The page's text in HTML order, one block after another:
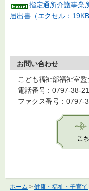
指定通所介護事業
届出書（エクセル：19KB
お問い合わせ
こども福祉部福祉室
電話番号：0797-38-
ファクス番号：0797-
ホーム > 健康・福祉・子育て